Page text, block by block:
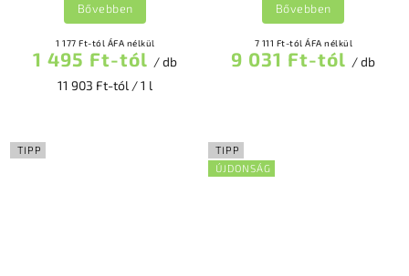
1 177 Ft-tól ÁFA nélkül
1 495 Ft-tól / db
11 903 Ft-tól / 1 l
Bővebben
7 111 Ft-tól ÁFA nélkül
9 031 Ft-tól / db
Bővebben
TIPP
TIPP
ÚJDONSÁG